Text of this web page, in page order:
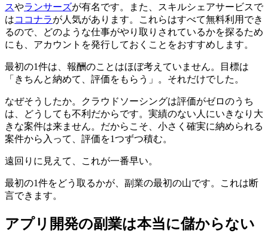
スやランサーズが有名です。また、スキルシェアサービスで
はココナラが人気があります。これらはすべて無料利用でき
るので、どのような仕事がやり取りされているかを探るため
にも、アカウントを発行しておくことをおすすめします。
最初の1件は、報酬のことはほぼ考えていません。目標は
「きちんと納めて、評価をもらう」。それだけでした。
なぜそうしたか。クラウドソーシングは評価がゼロのうち
は、どうしても不利だからです。実績のない人にいきなり大
きな案件は来ません。だからこそ、 小さく確実に納められる
案件から入って、評価を1つずつ積む。
遠回りに見えて、これが一番早い。
最初の1件をどう取るかが、副業の最初の山です。これは断
言できます。
アプリ開発の副業は本当に儲からない